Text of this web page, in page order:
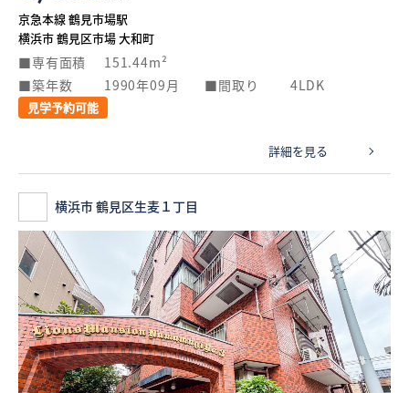
京急本線 鶴見市場駅
横浜市 鶴見区市場 大和町
専有面積
151.44m²
築年数
1990年09月 間取り 4LDK
見学予約可能
詳細を見る
横浜市 鶴見区生麦１丁目